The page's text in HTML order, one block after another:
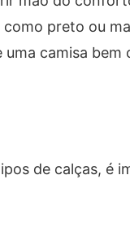
preto ou
camisa bem
de calças, é